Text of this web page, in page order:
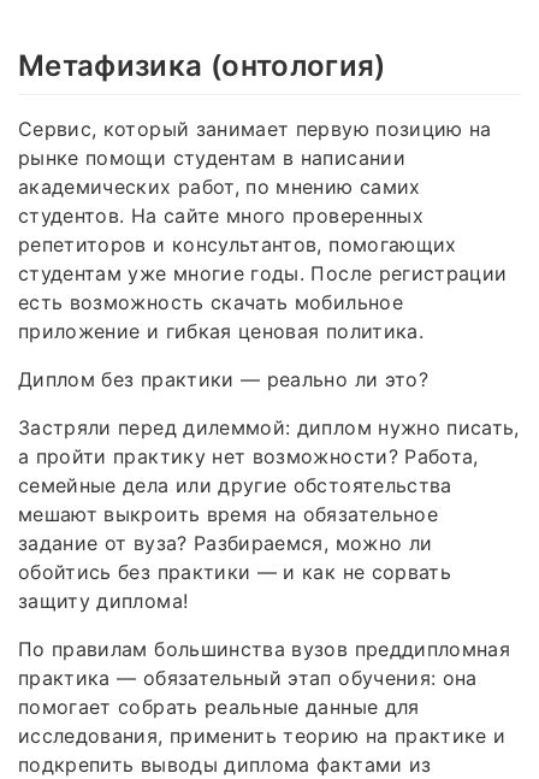
Метафизика (онтология)
Сервис, который занимает первую позицию на
рынке помощи студентам в написании
академических работ, по мнению самих
студентов. На сайте много проверенных
репетиторов и консультантов, помогающих
студентам уже многие годы. После регистрации
есть возможность скачать мобильное
приложение и гибкая ценовая политика.
Диплом без практики — реально ли это?
Застряли перед дилеммой: диплом нужно писать,
а пройти практику нет возможности? Работа,
семейные дела или другие обстоятельства
мешают выкроить время на обязательное
задание от вуза? Разбираемся, можно ли
обойтись без практики — и как не сорвать
защиту диплома!
По правилам большинства вузов преддипломная
практика — обязательный этап обучения: она
помогает собрать реальные данные для
исследования, применить теорию на практике и
подкрепить выводы диплома фактами из